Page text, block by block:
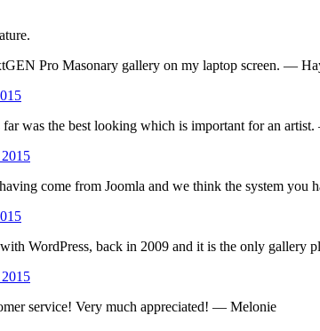
Pro Masonary gallery on my laptop screen. —
far was the best looking which is important for an
come from Joomla and we think the system
WordPress, back in 2009 and it is the only gallery
service! Very much appreciated! — Melonie